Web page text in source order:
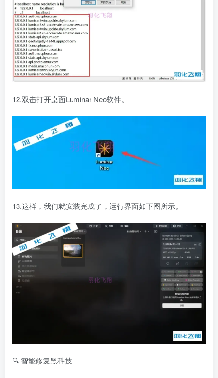
12.双击打开桌面Luminar Neo软件。
13.这样，我们就安装完成了，运行界面如下图所示。
🔍 智能修复黑科技